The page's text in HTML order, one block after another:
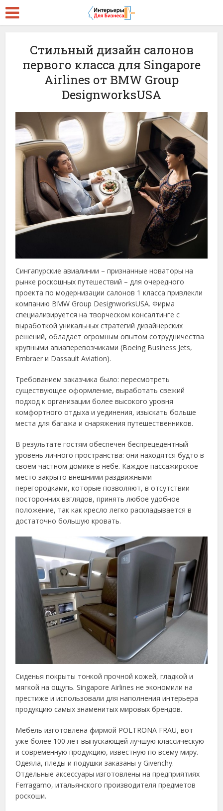
Стильный дизайн салонов
первого класса для Singapore
Airlines от BMW Group
DesignworksUSA
Сингапурские авиалинии – признанные новаторы на
рынке роскошных путешествий – для очередного
проекта по модернизации салонов 1 класса привлекли
компанию BMW Group DesignworksUSA. Фирма
специализируется на творческом консалтинге с
выработкой уникальных стратегий дизайнерских
решений, обладает огромным опытом сотрудничества
крупными авиаперевозчиками (Boeing Business Jets,
Embraer и Dassault Aviation).
Требованием заказчика было: пересмотреть
существующее оформление, выработать свежий
подход к организации более высокого уровня
комфортного отдыха и уединения, изыскать больше
места для багажа и снаряжения путешественников.
В результате гостям обеспечен беспрецедентный
уровень личного пространства: они находятся будто в
своём частном домике в небе. Каждое пассажирское
место закрыто внешними раздвижными
перегородками, которые позволяют, в отсутствии
посторонних взглядов, принять любое удобное
положение, так как кресло легко раскладывается в
достаточно большую кровать.
Сиденья покрыты тонкой прочной кожей, гладкой и
мягкой на ощупь. Singapore Airlines не экономили на
престиже и использовали для наполнения интерьера
продукцию самых знаменитых мировых брендов.
Мебель изготовлена фирмой POLTRONA FRAU, вот
уже более 100 лет выпускающей лучшую классическую
и современную продукцию, известную по всему миру.
Одеяла, пледы и подушки заказаны у Givenchy.
Отдельные аксессуары изготовлены на предприятиях
Ferragamo, итальянского производителя предметов
роскоши.